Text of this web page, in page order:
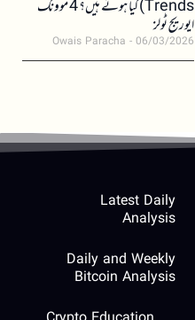
Trends) کیا ہوتے ہیں؟ 4 موونگ
ایوریج ٹولز
Owais Paracha 06/03/2026
Latest Daily
Analysis
Daily and Weekly
Bitcoin Analysis